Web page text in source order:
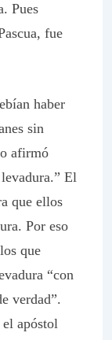
Pues
fue
haber
sin
afirmó
El
que ellos
Por eso
que
“con
verdad”.
apóstol